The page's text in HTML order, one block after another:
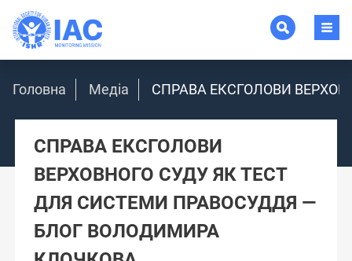
Головна Медіа СПРАВА ЕКСГОЛОВИ
СПРАВА ЕКСГОЛОВИ
ВЕРХОВНОГО СУДУ ЯК ТЕСТ
ДЛЯ СИСТЕМИ ПРАВОСУДДЯ —
БЛОГ ВОЛОДИМИРА